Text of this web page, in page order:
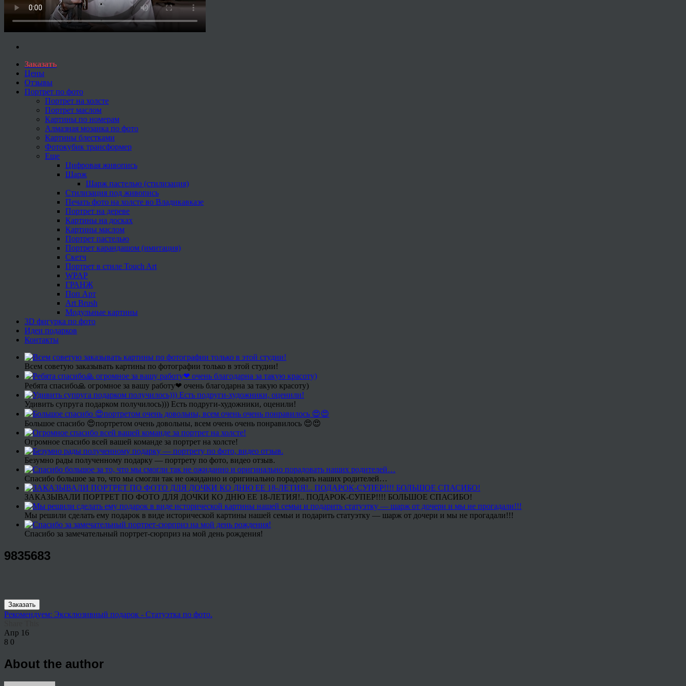
Заказать
Цены
Отзывы
Портрет по фото
Портрет на холсте
Портрет маслом
Картины по номерам
Алмазная мозаика по фото
Картины блестками
Фотокубик трансформер
Еще
Цифровая живопись
Шарж
Шарж пастелью (стилизация)
Стилизация под живопись
Печать фото на холсте во Владикавказе
Портрет на дереве
Картины на досках
Картины маслом
Портрет пастелью
Портрет карандашом (имитация)
Скетч
Портрет в стиле Touch Art
WPAP
ГРАНЖ
Поп Арт
Art Brush
Модульные картины
3D фигурка по фото
Идеи подарков
Контакты
Всем советую заказывать картины по фотографии только в этой студии!
Ребята спасибо🙏 огромное за вашу работу❤ очень благодарна за такую красоту)
Удивить супруга подарком получилось))) Есть подруги-художники, оценили!
Большое спасибо 😍портретом очень довольны, всем очень очень понравилось 😍😍
Огромное спасибо всей вашей команде за портрет на холсте!
Безумно рады полученному подарку — портрету по фото, видео отзыв.
Спасибо большое за то, что мы смогли так не ожиданно и оригинально порадовать наших родителей…
ЗАКАЗЫВАЛИ ПОРТРЕТ ПО ФОТО ДЛЯ ДОЧКИ КО ДНЮ ЕЕ 18-ЛЕТИЯ!.. ПОДАРОК-СУПЕР!!!! БОЛЬШОЕ СПАСИБО!
Мы решили сделать ему подарок в виде исторической картины нашей семьи и подарить статуэтку — шарж от дочери и мы не прогадали!!!
Спасибо за замечательный портрет-сюрприз на мой день рождения!
9835683
Заказать
Рекомендуем: Эксклюзивный подарок - Статуэтка по фото.
Апр 16
8 0
About the author